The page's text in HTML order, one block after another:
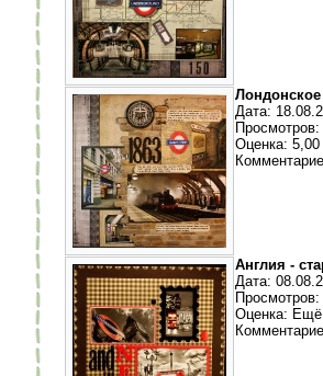
Лондонское
Дата:
Просмотров:
Оценка: 5,00
Англия -
Дата:
Просмотров:
Оценка: Ещё